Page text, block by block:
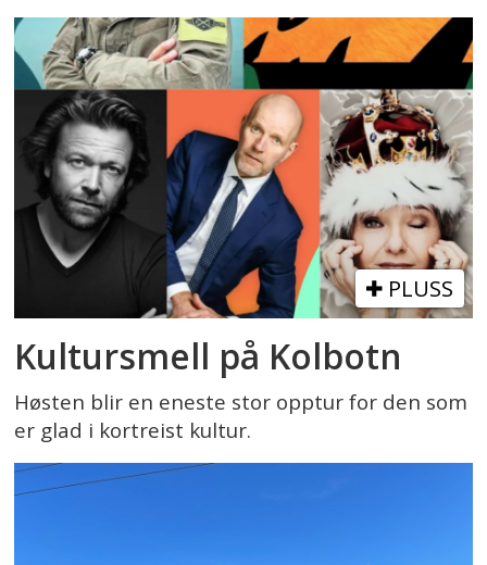
PLUSS
Kultursmell på Kolbotn
Høsten blir en eneste stor opptur for den som
er glad i kortreist kultur.